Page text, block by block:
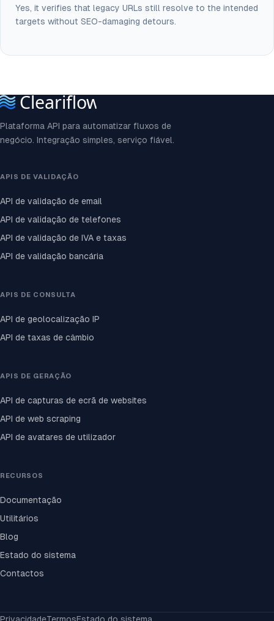
Yes, it verifies that legacy URLs still resolve to the intended
targets without SEO-damaging detours.
Plataforma API para automatizar fluxos de
negócio. Integração simples, serviço fiável.
APIS DE VALIDAÇÃO
API de validação de email
API de validação de telefones
API de validação de IVA e taxas
API de validação bancária
APIS DE CONSULTA
API de geolocalização IP
API de taxas de câmbio
APIS DE GERAÇÃO
API de capturas de ecrã de websites
API de web scraping
API de avatares de utilizador
RECURSOS
Documentação
Utilitários
Blog
Estado do sistema
Contactos